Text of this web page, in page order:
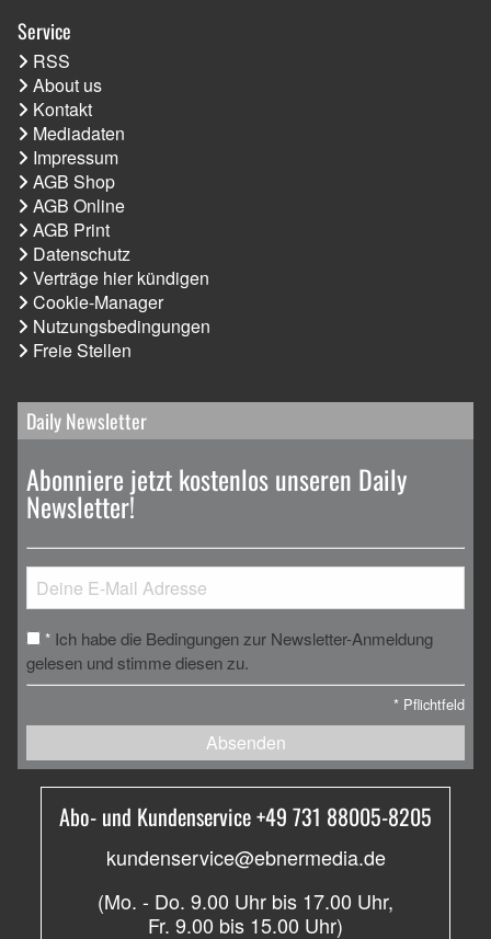
Service
RSS
About us
Kontakt
Mediadaten
Impressum
AGB Shop
AGB Online
AGB Print
Datenschutz
Verträge hier kündigen
Cookie-Manager
Nutzungsbedingungen
Freie Stellen
Daily Newsletter
Abonniere jetzt kostenlos unseren Daily
Newsletter!
* Ich habe die Bedingungen zur Newsletter-Anmeldung
gelesen und stimme diesen zu.
* Pflichtfeld
Absenden
Abo- und Kundenservice +49 731 88005-8205
kundenservice@ebnermedia.de
(Mo. - Do. 9.00 Uhr bis 17.00 Uhr,
Fr. 9.00 bis 15.00 Uhr)